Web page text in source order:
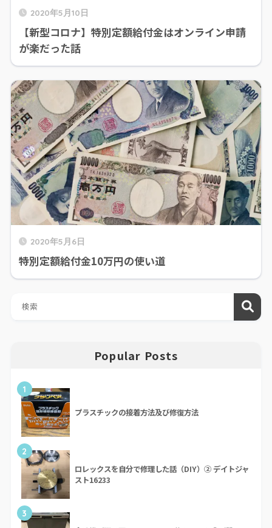
2020年5月10日
【新型コロナ】特別定額給付金はオンライン申請
が楽だった話
2020年5月6日
特別定額給付金10万円の使い道
Popular Posts
1
プラスチックの接着方法及び修復方法
2
ロレックスを自分で修理した話（DIY）② デイトジャ
スト16233
3